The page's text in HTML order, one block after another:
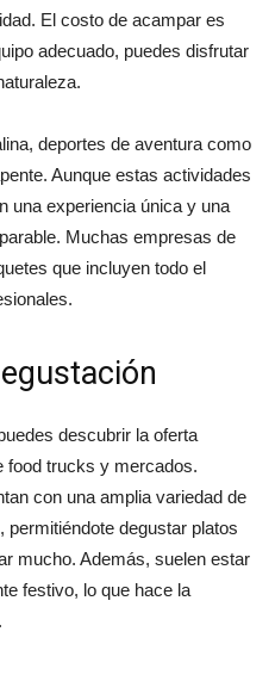
El costo de acampar es
adecuado, puedes disfrutar
deportes de aventura como
Aunque estas actividades
una experiencia única y una
Muchas empresas de
que incluyen todo el
descubrir la oferta
food trucks y mercados.
con una amplia variedad de
degustar platos
mucho. Además, suelen estar
festivo, lo que hace la